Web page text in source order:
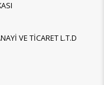
VE TİCARET L.T.D